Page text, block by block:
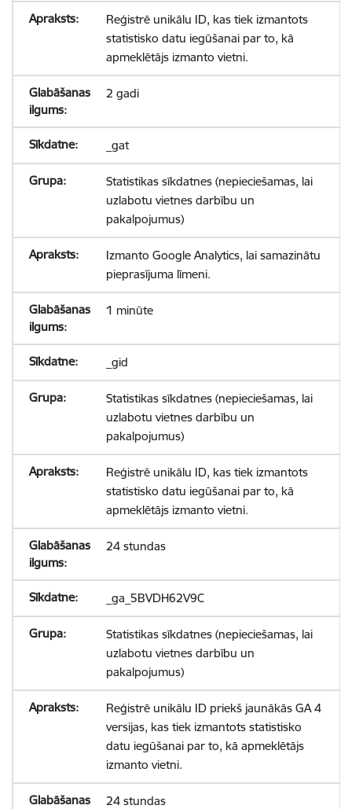
Reģistrē unikālu ID, kas tiek izmantots
statistisko datu iegūšanai par to, kā
apmeklētājs izmanto vietni.
2 gadi
_gat
Statistikas sīkdatnes (nepieciešamas, lai
uzlabotu vietnes darbību un
pakalpojumus)
Izmanto Google Analytics, lai samazinātu
pieprasījuma līmeni.
1 minūte
_gid
Statistikas sīkdatnes (nepieciešamas, lai
uzlabotu vietnes darbību un
pakalpojumus)
Reģistrē unikālu ID, kas tiek izmantots
statistisko datu iegūšanai par to, kā
apmeklētājs izmanto vietni.
24 stundas
_ga_5BVDH62V9C
Statistikas sīkdatnes (nepieciešamas, lai
uzlabotu vietnes darbību un
pakalpojumus)
Reģistrē unikālu ID priekš jaunākās GA 4
versijas, kas tiek izmantots statistisko
datu iegūšanai par to, kā apmeklētājs
izmanto vietni.
24 stundas